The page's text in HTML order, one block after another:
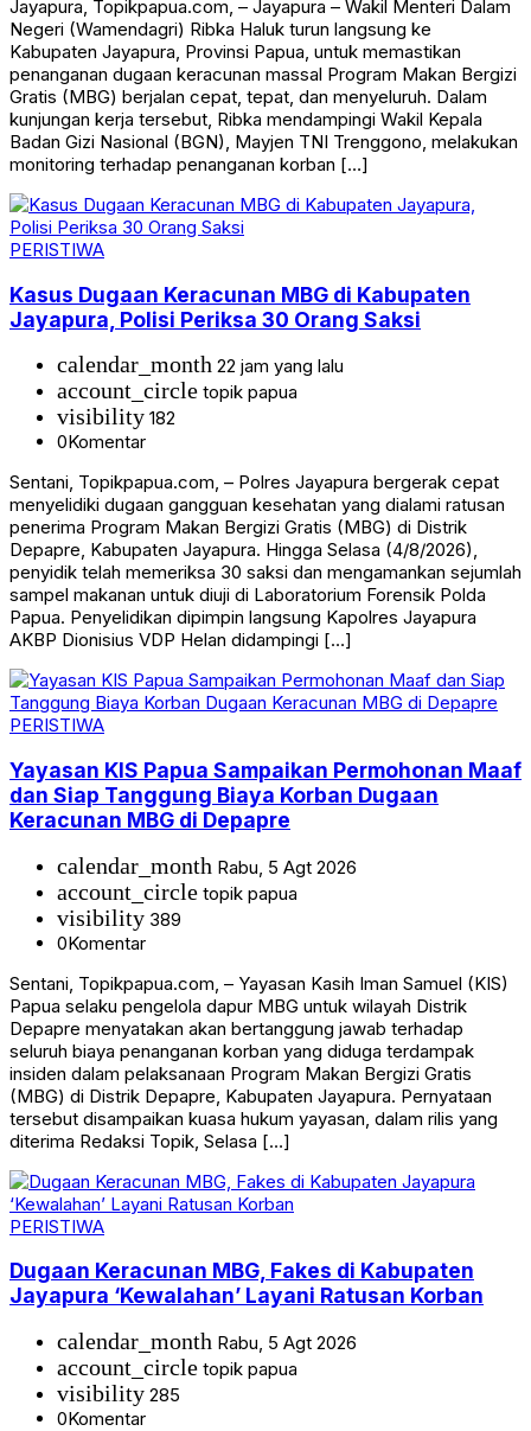
Jayapura, Topikpapua.com, – Jayapura – Wakil Menteri Dalam
Negeri (Wamendagri) Ribka Haluk turun langsung ke
Kabupaten Jayapura, Provinsi Papua, untuk memastikan
penanganan dugaan keracunan massal Program Makan Bergizi
Gratis (MBG) berjalan cepat, tepat, dan menyeluruh. Dalam
kunjungan kerja tersebut, Ribka mendampingi Wakil Kepala
Badan Gizi Nasional (BGN), Mayjen TNI Trenggono, melakukan
monitoring terhadap penanganan korban […]
PERISTIWA
Kasus Dugaan Keracunan MBG di Kabupaten
Jayapura, Polisi Periksa 30 Orang Saksi
calendar_month 22 jam yang lalu
account_circle topik papua
visibility 182
0Komentar
Sentani, Topikpapua.com, – Polres Jayapura bergerak cepat
menyelidiki dugaan gangguan kesehatan yang dialami ratusan
penerima Program Makan Bergizi Gratis (MBG) di Distrik
Depapre, Kabupaten Jayapura. Hingga Selasa (4/8/2026),
penyidik telah memeriksa 30 saksi dan mengamankan sejumlah
sampel makanan untuk diuji di Laboratorium Forensik Polda
Papua. Penyelidikan dipimpin langsung Kapolres Jayapura
AKBP Dionisius VDP Helan didampingi […]
PERISTIWA
Yayasan KIS Papua Sampaikan Permohonan Maaf
dan Siap Tanggung Biaya Korban Dugaan
Keracunan MBG di Depapre
calendar_month Rabu, 5 Agt 2026
account_circle topik papua
visibility 389
0Komentar
Sentani, Topikpapua.com, – Yayasan Kasih Iman Samuel (KIS)
Papua selaku pengelola dapur MBG untuk wilayah Distrik
Depapre menyatakan akan bertanggung jawab terhadap
seluruh biaya penanganan korban yang diduga terdampak
insiden dalam pelaksanaan Program Makan Bergizi Gratis
(MBG) di Distrik Depapre, Kabupaten Jayapura. Pernyataan
tersebut disampaikan kuasa hukum yayasan, dalam rilis yang
diterima Redaksi Topik, Selasa […]
PERISTIWA
Dugaan Keracunan MBG, Fakes di Kabupaten
Jayapura ‘Kewalahan’ Layani Ratusan Korban
calendar_month Rabu, 5 Agt 2026
account_circle topik papua
visibility 285
0Komentar